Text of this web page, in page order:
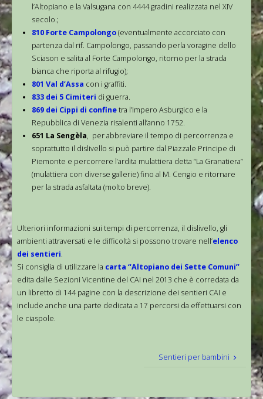
l’Altopiano e la Valsugana con 4444 gradini realizzata nel XIV
secolo.;
810 Forte Campolongo(eventualmente accorciato con
partenza dal rif. Campolongo, passando perla voragine dello
Sciason e salita al Forte Campolongo, ritorno per la strada
bianca che riporta al rifugio);
801 Val d’Assa con i graffiti.
833 dei 5 Cimiteri di guerra.
869 dei Cippi di confinetra l’Impero Asburgico e la
Repubblica di Venezia risalenti all’anno 1752.
651 La Sengèla, per abbreviare il tempo di percorrenza e
soprattutto il dislivello si può partire dal Piazzale Principe di
Piemonte e percorrere l’ardita mulattiera detta “La Granatiera”
(mulattiera con diverse gallerie) fino al M. Cengio e ritornare
per la strada asfaltata (molto breve).
Ulteriori informazioni sui tempi di percorrenza, il dislivello, gli
ambienti attraversati e le difficoltà si possono trovare nell’elenco
dei sentieri.
Si consiglia di utilizzare la carta “Altopiano dei Sette Comuni”
edita dalle Sezioni Vicentine del CAI nel 2013 che è corredata da
un libretto di 144 pagine con la descrizione dei sentieri CAI e
include anche una parte dedicata a 17 percorsi da effettuarsi con
le ciaspole.
Sentieri per bambini